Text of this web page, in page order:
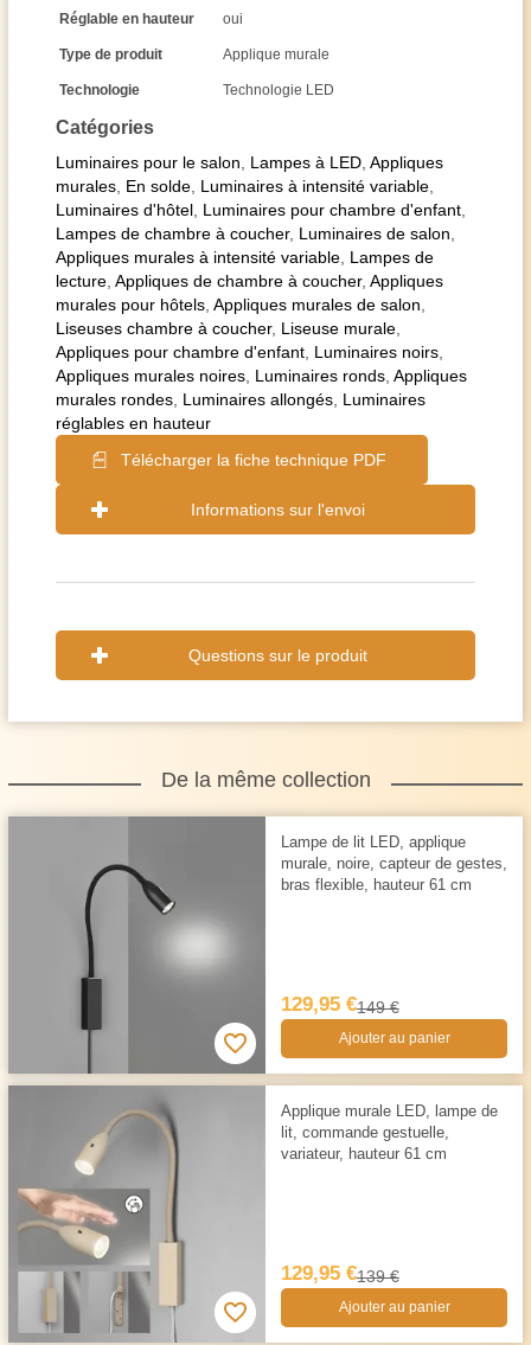
Catégories
Luminaires pour le salon Lampes à LED Appliques
murales En solde Luminaires à intensité variable
Luminaires d'hôtel Luminaires pour chambre d'enfant
Lampes de chambre à coucher, Luminaires de salon
Appliques murales à intensité variable Lampes de
lecture Appliques de chambre à coucher, Appliques
murales pour hôtels Appliques murales de salon
Liseuses chambre à coucher, Liseuse murale
Appliques pour chambre d'enfant Luminaires noirs
Appliques murales noires Luminaires ronds Appliques
murales rondes Luminaires allongés Luminaires
réglables en hauteur
Télécharger la fiche technique PDF
Informations sur l'envoi
Réglable en hauteur oui
Type de produit Applique murale
Technologie Technologie LED
Questions sur le produit
De la même collection
Lampe de lit LED, applique
murale, noire, capteur de gestes,
bras flexible, hauteur 61 cm
129,95 €149 €
Ajouter au panier
Applique murale LED, lampe de
lit, commande gestuelle,
variateur, hauteur 61 cm
129,95 €139 €
Ajouter au panier